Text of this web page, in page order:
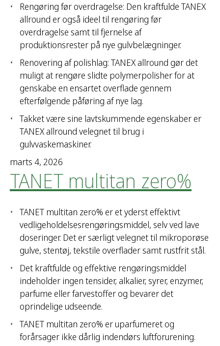
Rengøring før overdragelse: Den kraftfulde TANEX
allround er også ideel til rengøring før
overdragelse samt til fjernelse af
produktionsrester på nye gulvbelægninger.
Renovering af polishlag: TANEX allround gør det
muligt at rengøre slidte polymerpolisher for at
genskabe en ensartet overflade gennem
efterfølgende påføring af nye lag.
Takket være sine lavtskummende egenskaber er
TANEX allround velegnet til brug i
gulvvaskemaskiner.
marts 4, 2026
TANET multitan zero%
TANET multitan zero% er et yderst effektivt
vedligeholdelsesrengøringsmiddel, selv ved lave
doseringer. Det er særligt velegnet til mikroporøse
gulve, stentøj, tekstile overflader samt rustfrit stål.
Det kraftfulde og effektive rengøringsmiddel
indeholder ingen tensider, alkalier, syrer, enzymer,
parfume eller farvestoffer og bevarer det
oprindelige udseende.
TANET multitan zero% er uparfumeret og
forårsager ikke dårlig indendørs luftforurening.